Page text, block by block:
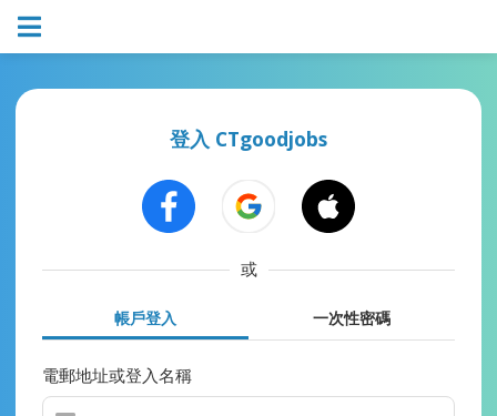
登入 CTgoodjobs
或
帳戶登入 一次性密碼
電郵地址或登入名稱